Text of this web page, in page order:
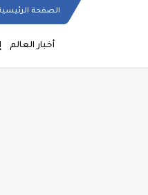
الصفحة
أخبار العالم